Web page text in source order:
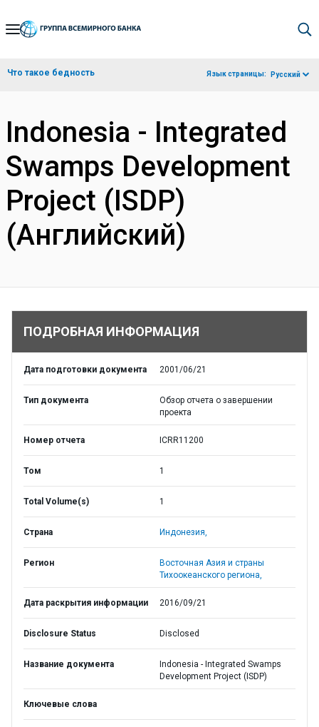
Skip
Navigation
Что такое бедность Язык страницы: Русский
Indonesia - Integrated
Swamps Development
Project (ISDP)
(Английский)
ПОДРОБНАЯ ИНФОРМАЦИЯ
Дата подготовки документа 2001/06/21
Тип документа
Обзор отчета о завершении
проекта
Номер отчета ICRR11200
Том 1
Total Volume(s) 1
Страна Индонезия,
Регион
Восточная Азия и страны
Тихоокеанского региона,
Дата раскрытия информации 2016/09/21
Disclosure Status Disclosed
Название документа
Indonesia - Integrated Swamps
Development Project (ISDP)
Ключевые слова